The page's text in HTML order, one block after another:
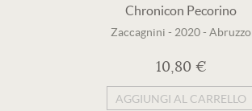
Chronicon Pecorino
Zaccagnini - 2020- Abruzzo
10,80 €
AGGIUNGI AL CARRELLO